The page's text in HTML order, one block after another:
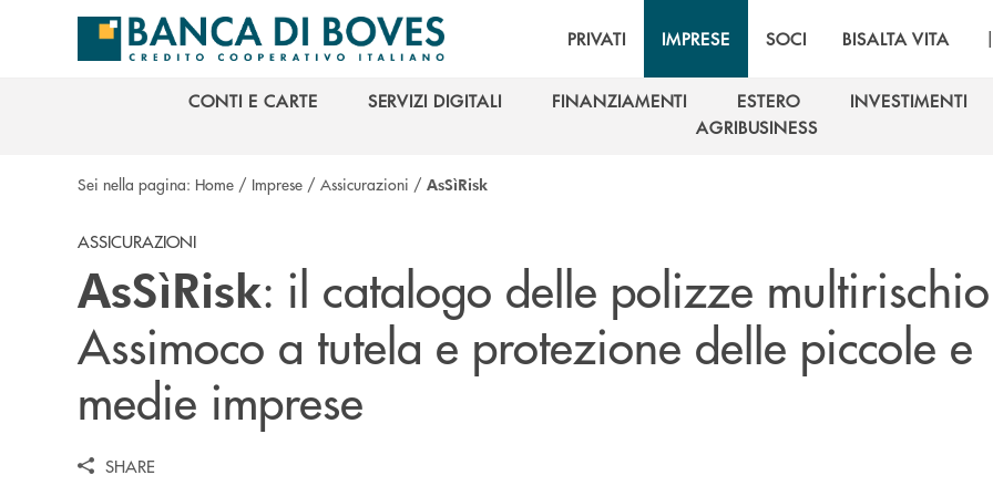
Salta al contenuto principale
PRIVATI IMPRESE SOCI BISALTA VITA
CONTI E CARTE
SERVIZI DIGITALI
FINANZIAMENTI
ESTERO
ESTERO
INVESTIMENTI
AGRIBUSINESS
Sei nella pagina: Home / Imprese / Assicurazioni / AsSìRisk
ASSICURAZIONI
AsSìRisk: il catalogo delle polizze
Assimoco a tutela e protezione delle piccole e
medie imprese
SHARE